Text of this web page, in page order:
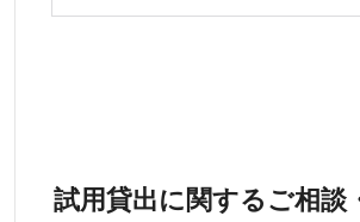
試用貸出に関するご相談